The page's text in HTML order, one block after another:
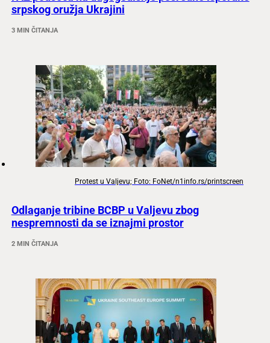
srpskog oružja Ukrajini
3 MIN ČITANJA
Protest u Valjevu; Foto: FoNet/n1info.rs/printscreen
Odlaganje tribine BCBP u Valjevu zbog
nespremnosti da se iznajmi prostor
2 MIN ČITANJA